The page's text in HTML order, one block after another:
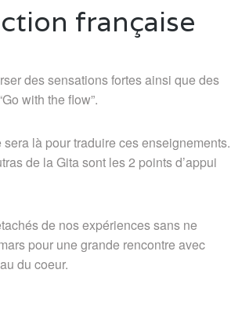
française
des sensations fortes ainsi que des
with the flow”.
là pour traduire ces enseignements.
de la Gita sont les 2 points d’appui
de nos expériences sans ne
pour une grande rencontre avec
du coeur.